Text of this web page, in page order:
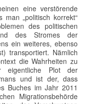
eine verstörende
„politisch korrekt“
des politischen
des Stromes der
ein weiteres, ebenso
transportiert. Nämlich
die Wahrheiten zu
eigentliche Plot der
und ist der, dass
Buches im Jahr 2011
Migrationsbehörde